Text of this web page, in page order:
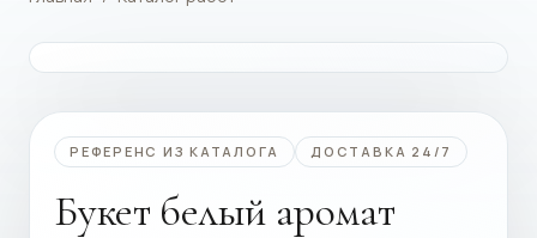
РЕФЕРЕНС ИЗ КАТАЛОГА ДОСТАВКА 24/7
Букет белый аромат